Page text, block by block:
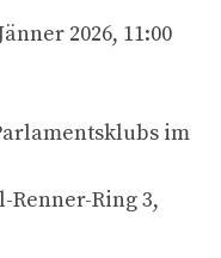
2026, 11:00
im
Renner-Ring 3,